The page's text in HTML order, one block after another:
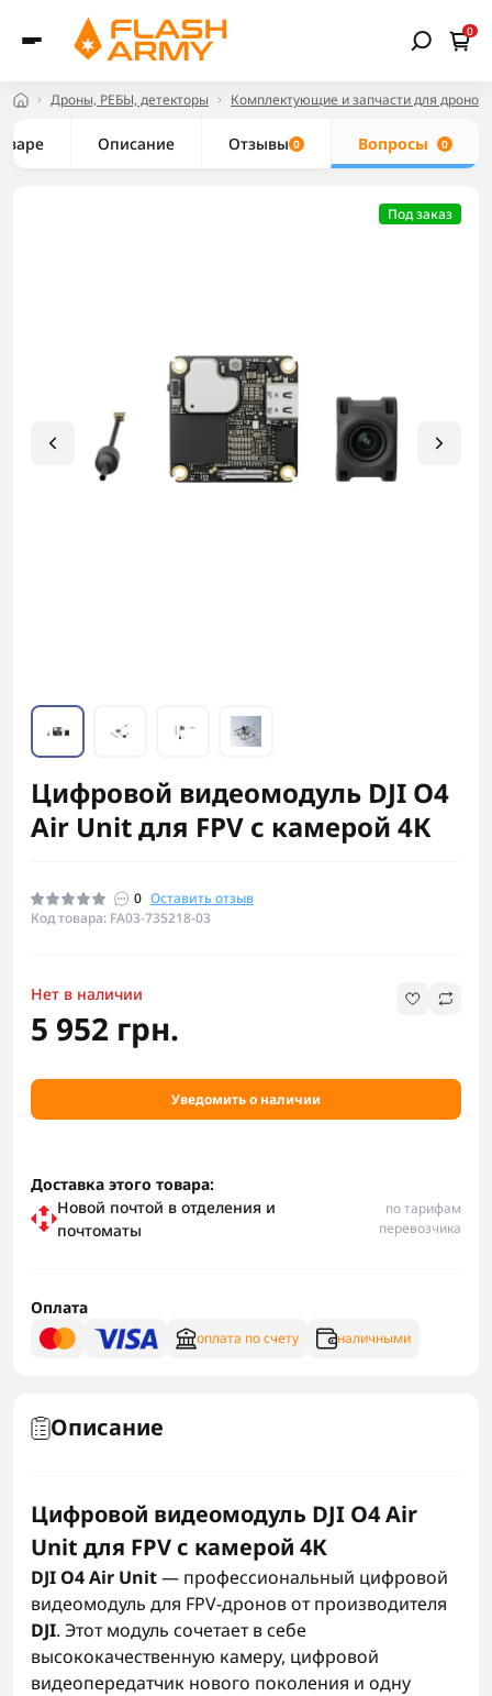
0
Дроны, РЕБЫ, детекторы Комплектующие и запчасти для дронов
Описание Отзывы 0 Вопросы 0
Под заказ
Цифровой видеомодуль DJI O4
Air Unit для FPV с камерой 4К
0 Оставить отзыв
Код товара: FA03-735218-03
Нет в наличии
5 952 грн.
Уведомить о наличии
Доставка этого товара:
Новой почтой в отделения и
почтоматы
по тарифам
перевозчика
Оплата
оплата по счету наличными
Описание
Цифровой видеомодуль DJI O4 Air
Unit для FPV с камерой 4К
DJI O4 Air Unit— профессиональный цифровой
видеомодуль для FPV-дронов от производителя
DJI. Этот модуль сочетает в себе
высококачественную камеру, цифровой
видеопередатчик нового поколения и одну